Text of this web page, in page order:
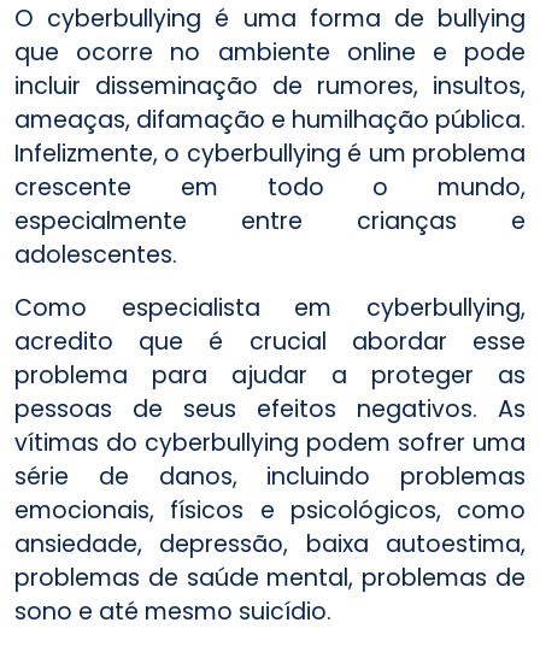
O cyberbullying é uma forma de bullying
que ocorre no ambiente online e pode
incluir disseminação de rumores, insultos,
ameaças, difamação e humilhação pública.
Infelizmente, o cyberbullying é um problema
crescente em todo o mundo,
especialmente entre crianças e
adolescentes.
Como especialista em cyberbullying,
acredito que é crucial abordar esse
problema para ajudar a proteger as
pessoas de seus efeitos negativos. As
vítimas do cyberbullying podem sofrer uma
série de danos, incluindo problemas
emocionais, físicos e psicológicos, como
ansiedade, depressão, baixa autoestima,
problemas de saúde mental, problemas de
sono e até mesmo suicídio.